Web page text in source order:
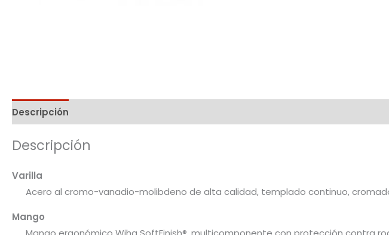
Descripción
Descripción
Varilla
Acero al cromo-vanadio-molibdeno de alta calidad, templado continuo,
Mango